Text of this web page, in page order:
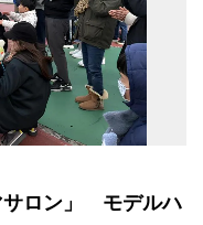
サロン」 モデルハ